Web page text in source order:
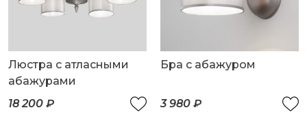
Люстра с атласными
абажурами
18 200 ₽
Бра с абажуром
3 980 ₽